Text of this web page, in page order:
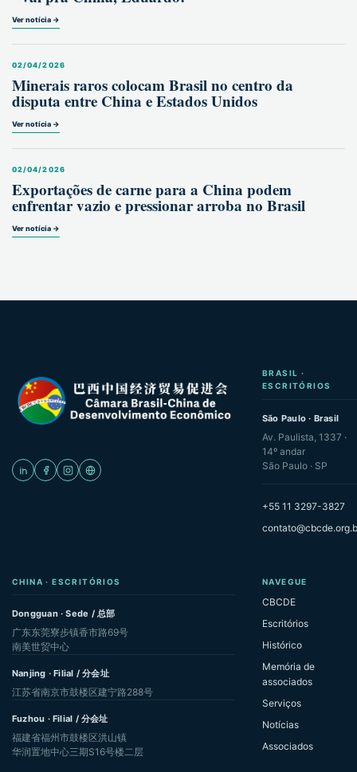
Ver notícia →
02/04/2026
Minerais raros colocam Brasil no centro da
disputa entre China e Estados Unidos
Ver notícia →
02/04/2026
Exportações de carne para a China podem
enfrentar vazio e pressionar arroba no Brasil
Ver notícia →
BRASIL ·
ESCRITÓRIOS
São Paulo · Brasil
Av. Paulista, 1337 ·
14º andar
São Paulo · SP
+55 11 3297-3827
CHINA · ESCRITÓRIOS
Dongguan · Sede / 总部
广东东莞寮步镇香市路69号
南美世贸中心
Nanjing · Filial / 分会址
江苏省南京市鼓楼区建宁路288号
Fuzhou · Filial / 分会址
福建省福州市鼓楼区洪山镇
华润置地中心三期S16号楼二层
NAVEGUE
CBCDE
Escritórios
Histórico
Memória de
associados
Serviços
Notícias
Associados